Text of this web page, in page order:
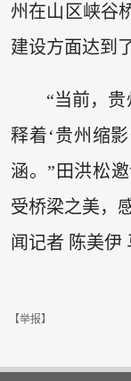
州在山区峡谷
建设方面达到
“当前，
释着‘贵州缩
涵。”田洪松
受桥梁之美，
闻记者 陈美伊
【举报】